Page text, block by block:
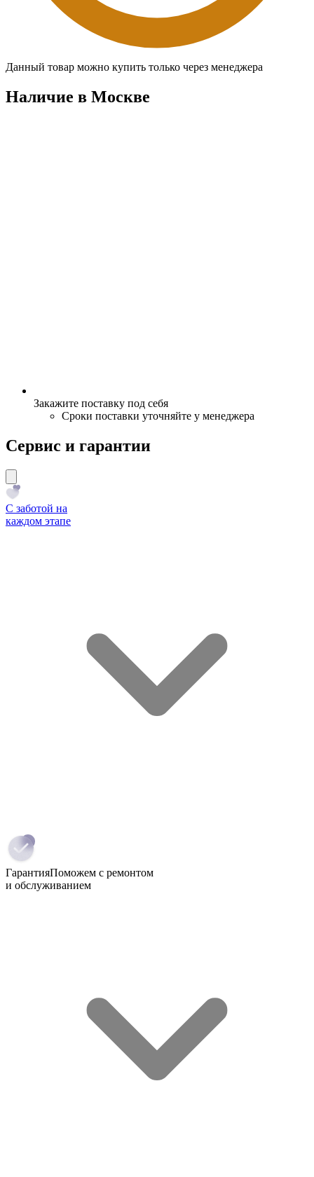
Данный товар можно купить только через менеджера
Наличие в Москвe
Закажите поставку под себя
Сроки поставки уточняйте у менеджера
Сервис и гарантии
С заботой на
каждом этапе
ГарантияПоможем с ремонтом
и обслуживанием